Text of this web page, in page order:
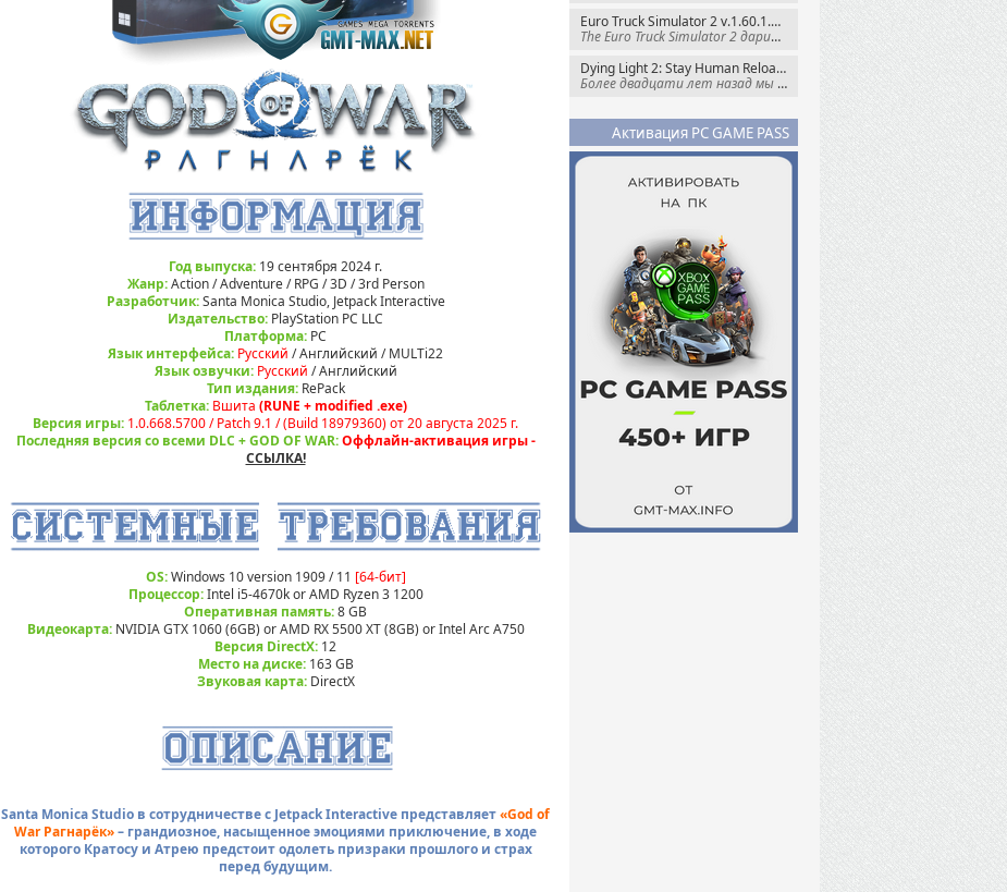
Euro Truck Simulator 2 v.1.60.1.7s + Все DLC (2012) Пиратка
The Euro Truck Simulator 2 дарит вам опыт
Dying Light 2: Stay Human Reloaded Edition v.1.28.3 + Все DLC (2022) RePack
Более двадцати лет назад мы пытались
Активация PC GAME PASS
Год выпуска: 19 сентября 2024 г.
Жанр:Action / Adventure / RPG / 3D / 3rd Person
Разработчик:Santa Monica Studio, Jetpack Interactive
Издательство: PlayStation PC LLC
Платформа: РС
Язык интерфейса: Русский / Английский / MULTi22
Язык озвучки: Русский / Английский
Тип издания: RePack
Таблетка: Вшита (RUNE + modified .exe)
Версия игры: 1.0.668.5700 / Patch 9.1 / (Build 18979360) от 20 августа 2025 г.
Последняя версия со всеми DLC + GOD OF WAR: Оффлайн-активация игры -
ССЫЛКА!
OS:Windows 10 version 1909 / 11 [64-бит]
Процессор:Intel i5-4670k or AMD Ryzen 3 1200
Оперативная память:8 GB
Видеокарта:NVIDIA GTX 1060 (6GB) or AMD RX 5500 XT (8GB) or Intel Arc A750
Версия DirectX: 12
Место на диске:163 GB
Звуковая карта:DirectX
Santa Monica Studio в сотрудничестве с Jetpack Interactive представляет«God of
War Рагнарёк»– грандиозное, насыщенное эмоциями приключение, в ходе
которого Кратосу и Атрею предстоит одолеть призраки прошлого и страх
перед будущим.